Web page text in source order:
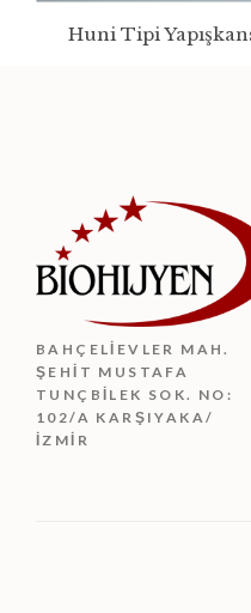
Huni Tipi
BAHÇELIEVLER MAH.
ŞEHIT MUSTAFA
TUNÇBILEK SOK. NO:
102/A KARŞIYAKA/
İZMIR